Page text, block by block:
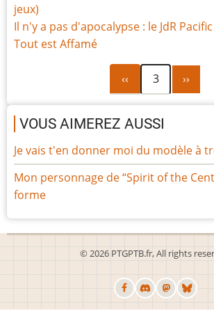
jeux)
Il n'y a pas d'apocalypse : le JdR
Tout est Affamé
précédente
‹‹ 3
suivante
››
VOUS AIMEREZ AUSSI
Je vais t'en donner moi du modèle à
Mon personnage de “Spirit of the
forme
© 2026 PTGPTB.fr, All rights